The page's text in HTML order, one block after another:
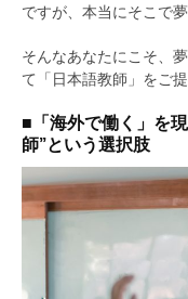
ですが、本当にそこで
そんなあなたにこそ、
て「日本語教師」をご
■「海外で働く」を
師”という選択肢